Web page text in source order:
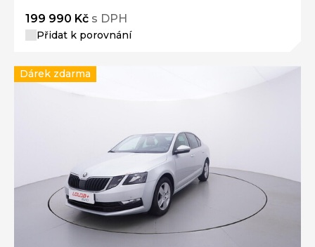
199 990 Kč s DPH
Přidat k porovnání
Dárek zdarma